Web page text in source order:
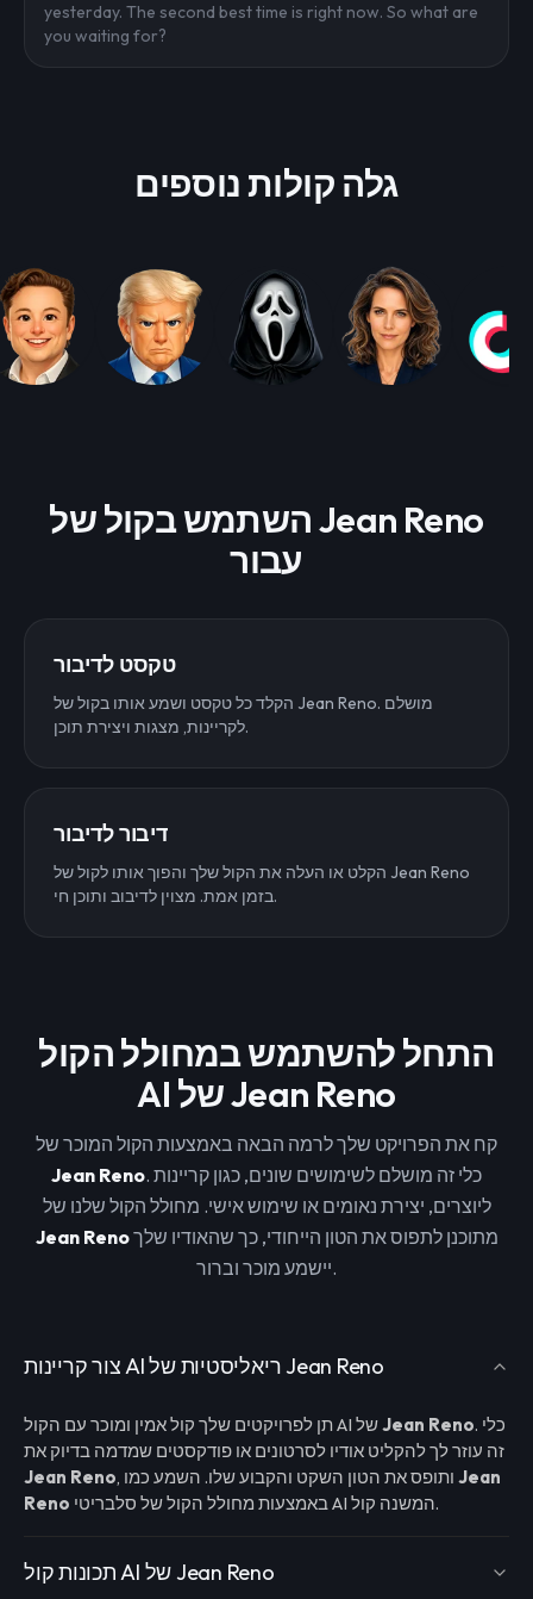
yesterday. The second best time is right now. So what are
you waiting for?
גלה קולות נוספים
השתמש בקול של Jean Reno
עבור
טקסט לדיבור
הקלד כל טקסט ושמע אותו בקול של Jean Reno. מושלם
לקריינות, מצגות ויצירת תוכן.
דיבור לדיבור
הקלט או העלה את הקול שלך והפוך אותו לקול של Jean Reno
בזמן אמת. מצוין לדיבוב ותוכן חי.
התחל להשתמש במחולל הקול
AI של Jean Reno
קח את הפרויקט שלך לרמה הבאה באמצעות הקול המוכר של
Jean Reno. כלי זה מושלם לשימושים שונים, כגון קריינות
ליוצרים, יצירת נאומים או שימוש אישי. מחולל הקול שלנו של
Jean Renoמתוכנן לתפוס את הטון הייחודי, כך שהאודיו שלך
יישמע מוכר וברור.
צור קריינות AI ריאליסטיות של Jean Reno
Jean Reno. כלי
זה עוזר לך להקליט אודיו לסרטונים או פודקסטים שמדמה בדיוק את
Jean Reno
Jean
Reno
באמצעות מחולל הקול של סלבריטי AI המשנה קול.
תכונות קול AI של Jean Reno